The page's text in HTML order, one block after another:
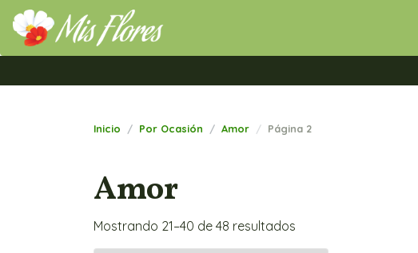
Inicio Por Ocasión Amor Página 2
Amor
Mostrando 21–40 de 48 resultados